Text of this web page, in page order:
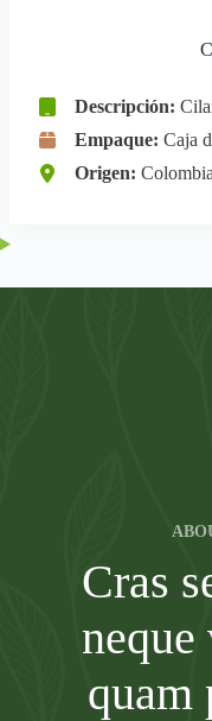
Descripción:
Empaque: Caja
Origen:
Cras
neque
quam